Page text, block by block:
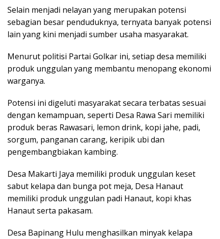
Selain menjadi nelayan yang merupakan potensi
sebagian besar penduduknya, ternyata banyak potensi
lain yang kini menjadi sumber usaha masyarakat.
Menurut politisi Partai Golkar ini, setiap desa memiliki
produk unggulan yang membantu menopang ekonomi
warganya.
Potensi ini digeluti masyarakat secara terbatas sesuai
dengan kemampuan, seperti Desa Rawa Sari memiliki
produk beras Rawasari, lemon drink, kopi jahe, padi,
sorgum, panganan carang, keripik ubi dan
pengembangbiakan kambing.
Desa Makarti Jaya memiliki produk unggulan keset
sabut kelapa dan bunga pot meja, Desa Hanaut
memiliki produk unggulan padi Hanaut, kopi khas
Hanaut serta pakasam.
Desa Bapinang Hulu menghasilkan minyak kelapa